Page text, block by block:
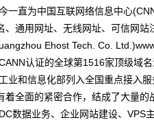
一直为中国互联网络信息中心
、通用网址、无线网址、可信网站
Ehost Tech. Co.
认证的全球第1516家顶级域名
业和信息化部列入全国重点接入服
着全面的紧密合作，结成了大量
数据业务、企业网站建设、VPS